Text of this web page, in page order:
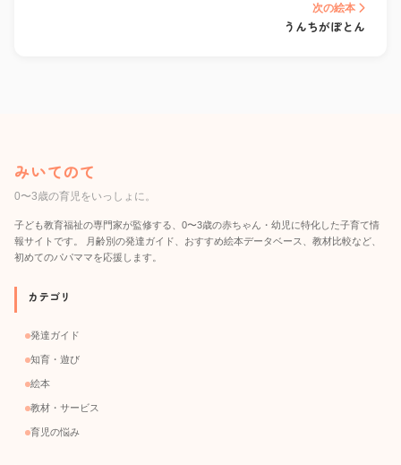
次の絵本
うんちがぽとん
みいてのて
0〜3歳の育児をいっしょに。
子ども教育福祉の専門家が監修する、0〜3歳の赤ちゃん・幼児に特化した子育て情
報サイトです。 月齢別の発達ガイド、おすすめ絵本データベース、教材比較など、
初めてのパパママを応援します。
カテゴリ
発達ガイド
知育・遊び
絵本
教材・サービス
育児の悩み